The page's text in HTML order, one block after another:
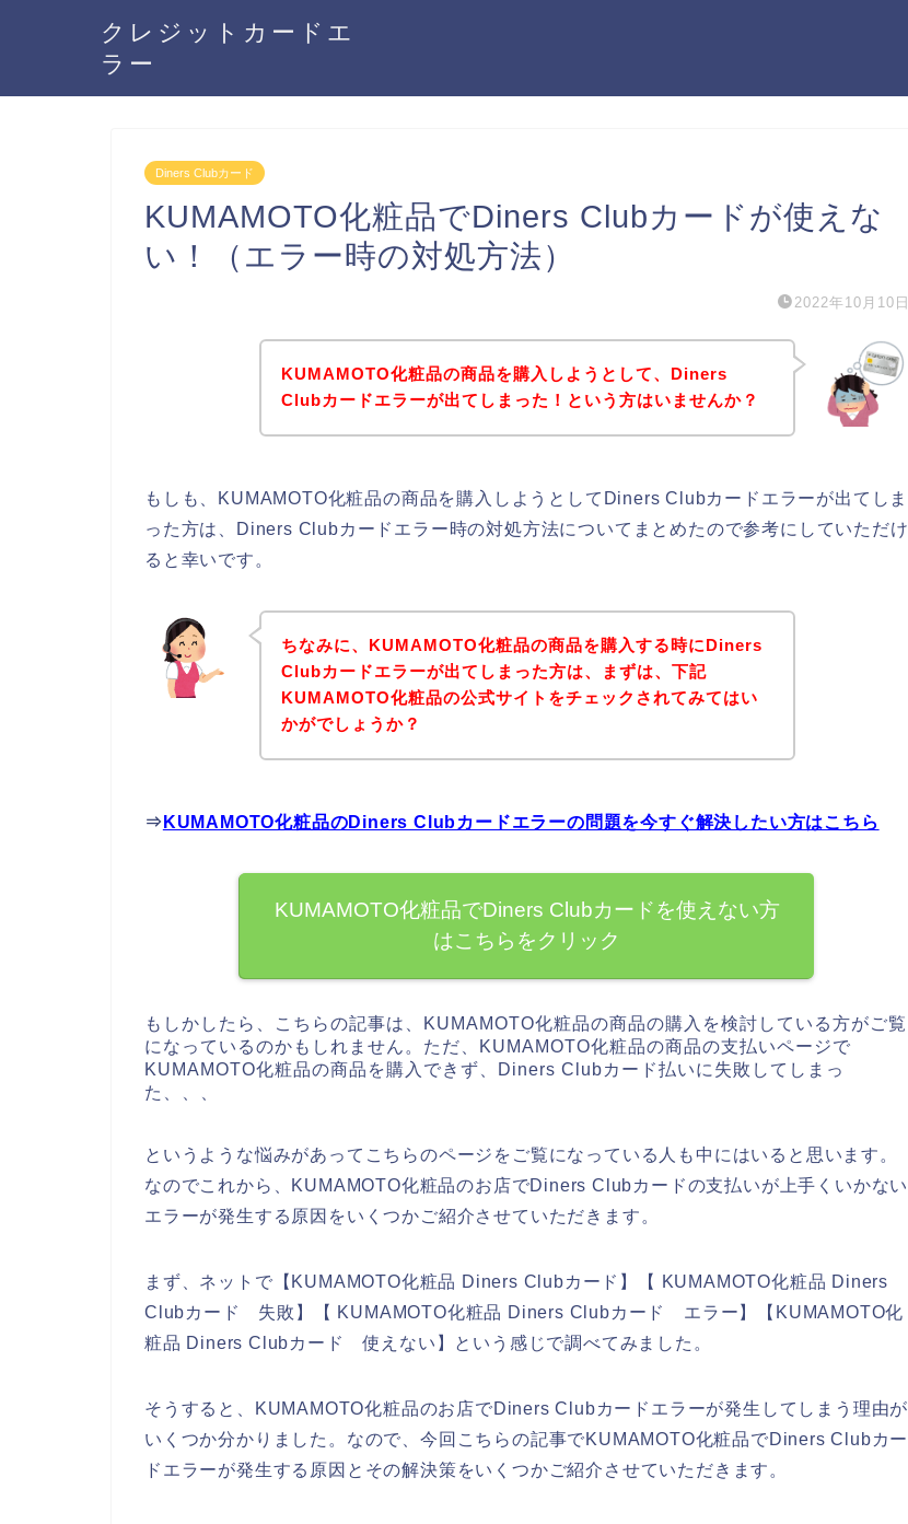
クレジットカードエ
ラー
Diners Clubカード
KUMAMOTO化粧品でDiners Clubカードが使えな
い！（エラー時の対処方法）
2022年10月10日
KUMAMOTO化粧品の商品を購入しようとして、Diners
Clubカードエラーが出てしまった！という方はいませんか？
もしも、KUMAMOTO化粧品の商品を購入しようとしてDiners Clubカードエラーが出てしま
った方は、Diners Clubカードエラー時の対処方法についてまとめたので参考にしていただけ
ると幸いです。
ちなみに、KUMAMOTO化粧品の商品を購入する時にDiners
Clubカードエラーが出てしまった方は、まずは、下記
KUMAMOTO化粧品の公式サイトをチェックされてみてはい
かがでしょうか？
⇒ KUMAMOTO化粧品のDiners Clubカードエラーの問題を今すぐ解決したい方はこちら
KUMAMOTO化粧品でDiners Clubカードを使えない方
はこちらをクリック
もしかしたら、こちらの記事は、KUMAMOTO化粧品の商品の購入を検討している方がご覧
になっているのかもしれません。ただ、KUMAMOTO化粧品の商品の支払いページで
KUMAMOTO化粧品の商品を購入できず、Diners Clubカード払いに失敗してしまっ
た、、、
というような悩みがあってこちらのページをご覧になっている人も中にはいると思います。
なのでこれから、KUMAMOTO化粧品のお店でDiners Clubカードの支払いが上手くいかない
エラーが発生する原因をいくつかご紹介させていただきます。
まず、ネットで【KUMAMOTO化粧品 Diners Clubカード】【 KUMAMOTO化粧品 Diners
Clubカード 失敗】【 KUMAMOTO化粧品 Diners Clubカード エラー】【KUMAMOTO化
粧品 Diners Clubカード 使えない】という感じで調べてみました。
そうすると、KUMAMOTO化粧品のお店でDiners Clubカードエラーが発生してしまう理由が
いくつか分かりました。なので、今回こちらの記事でKUMAMOTO化粧品でDiners Clubカー
ドエラーが発生する原因とその解決策をいくつかご紹介させていただきます。